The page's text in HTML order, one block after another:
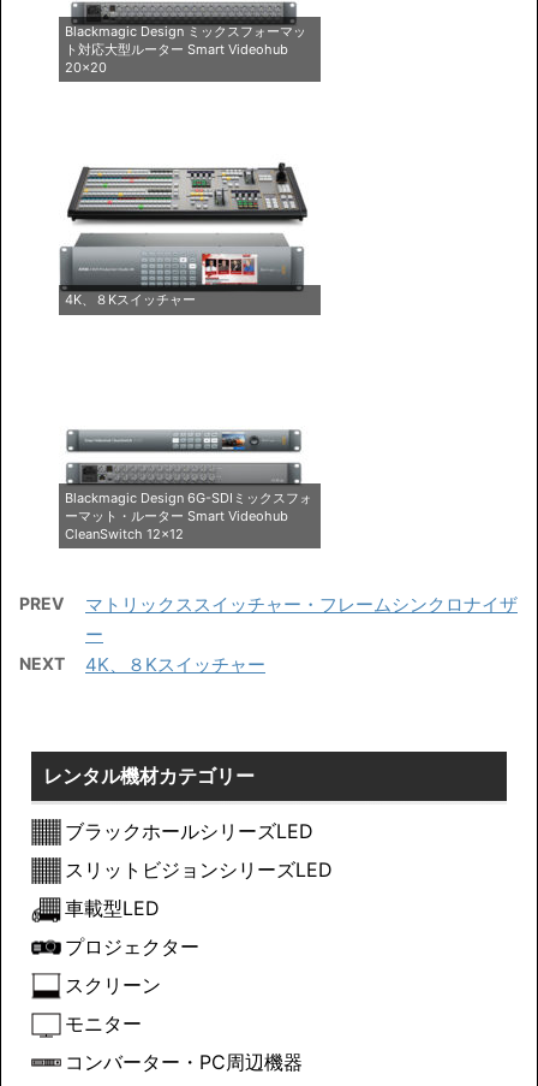
Blackmagic Design ミックスフォーマッ
ト対応大型ルーター Smart Videohub
20×20
4K、８Kスイッチャー
Blackmagic Design 6G-SDIミックスフォ
ーマット・ルーター Smart Videohub
CleanSwitch 12x12
PREV
マトリックススイッチャー・フレームシンクロナイザ
ー
NEXT 4K、８Kスイッチャー
レンタル機材カテゴリー
ブラックホールシリーズLED
スリットビジョンシリーズLED
車載型LED
プロジェクター
スクリーン
モニター
コンバーター・PC周辺機器